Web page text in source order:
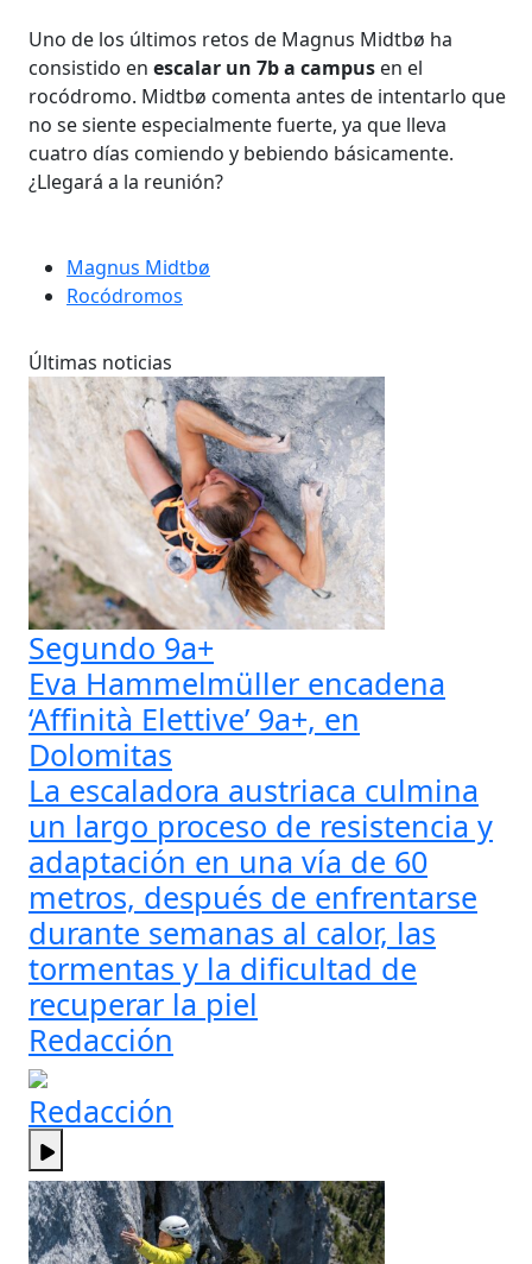
Uno de los últimos retos de Magnus Midtbø ha
consistido en escalar un 7b a campus en el
rocódromo. Midtbø comenta antes de intentarlo que
no se siente especialmente fuerte, ya que lleva
cuatro días comiendo y bebiendo básicamente.
¿Llegará a la reunión?
Magnus Midtbø
Rocódromos
Últimas noticias
Segundo 9a+
Eva Hammelmüller encadena
‘Affinità Elettive’ 9a+, en
Dolomitas
La escaladora austriaca culmina
un largo proceso de resistencia y
adaptación en una vía de 60
metros, después de enfrentarse
durante semanas al calor, las
tormentas y la dificultad de
recuperar la piel
Redacción
Redacción